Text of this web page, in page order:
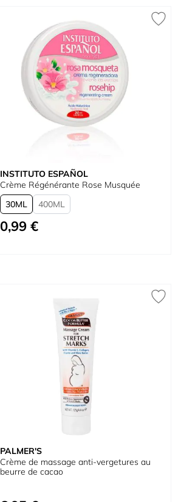
INSTITUTO ESPAÑOL
Crème Régénérante Rose Musquée
30
400
À partir de
0,99 €
PALMER'S
Crème de massage anti-vergetures au
beurre de cacao